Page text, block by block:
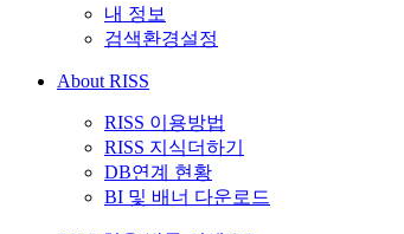
내 정보
검색환경설정
About RISS
RISS 이용방법
RISS 지식더하기
DB연계 현황
BI 및 배너 다운로드